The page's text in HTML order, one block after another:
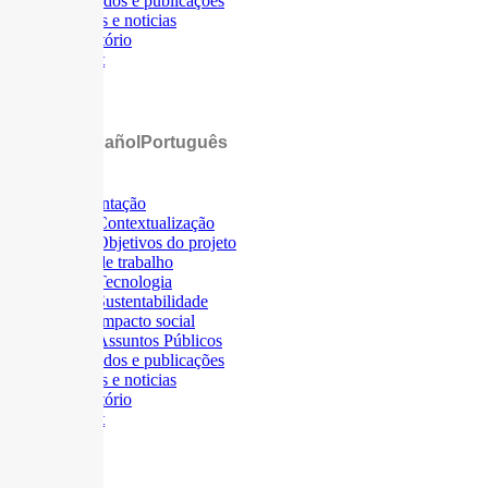
Eventos e noticias
Repositório
Intranet
Español Português
Apresentação
Contextualização
Objetivos do projeto
Áreas de trabalho
Tecnologia
Sustentabilidade
Impacto social
Assuntos Públicos
Resultados e publicações
Eventos e noticias
Repositório
Intranet